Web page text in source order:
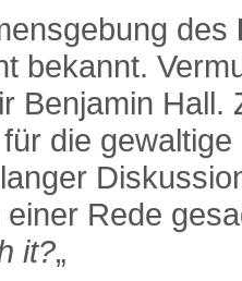
des
bekannt.
Benjamin Hall.
die
Rede
it?„